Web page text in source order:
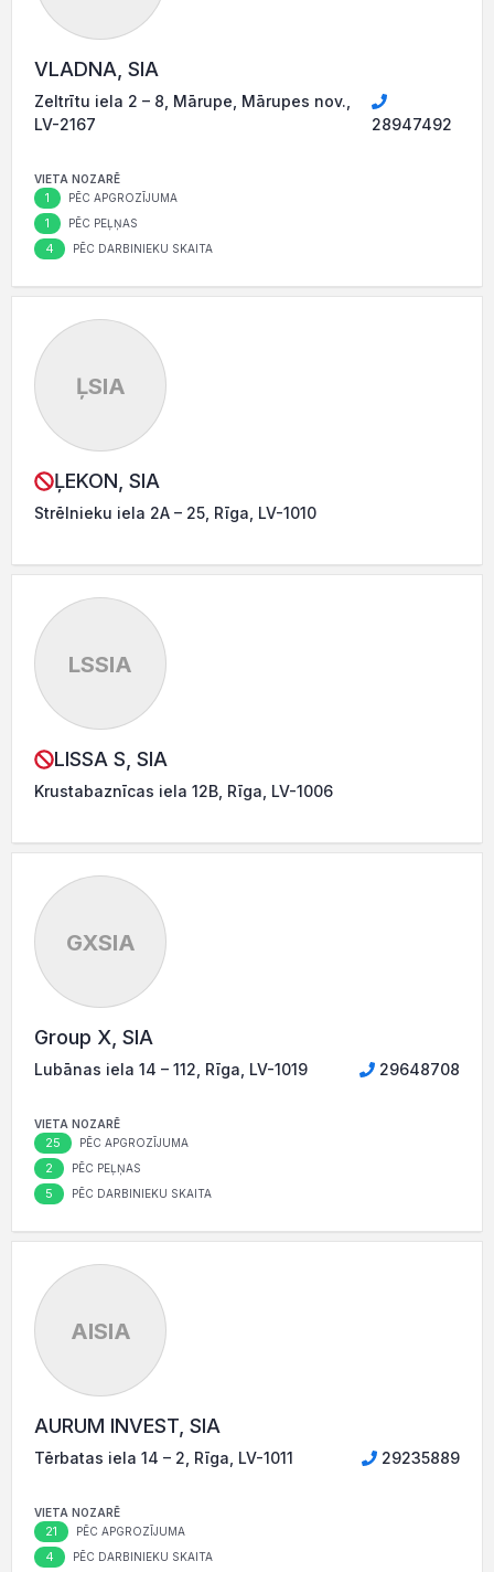
VLADNA, SIA
Zeltrītu iela 2 – 8, Mārupe, Mārupes nov.,
LV-2167
28947492
VIETA NOZARĒ
1 PĒC APGROZĪJUMA
1 PĒC PEĻŅAS
4 PĒC DARBINIEKU SKAITA
ĻSIA
ĻEKON, SIA
Strēlnieku iela 2A – 25, Rīga, LV-1010
LSSIA
LISSA S, SIA
Krustabaznīcas iela 12B, Rīga, LV-1006
GXSIA
Group X, SIA
Lubānas iela 14 – 112, Rīga, LV-1019 29648708
VIETA NOZARĒ
25 PĒC APGROZĪJUMA
2 PĒC PEĻŅAS
5 PĒC DARBINIEKU SKAITA
AISIA
AURUM INVEST, SIA
Tērbatas iela 14 – 2, Rīga, LV-1011 29235889
VIETA NOZARĒ
21 PĒC APGROZĪJUMA
4 PĒC DARBINIEKU SKAITA